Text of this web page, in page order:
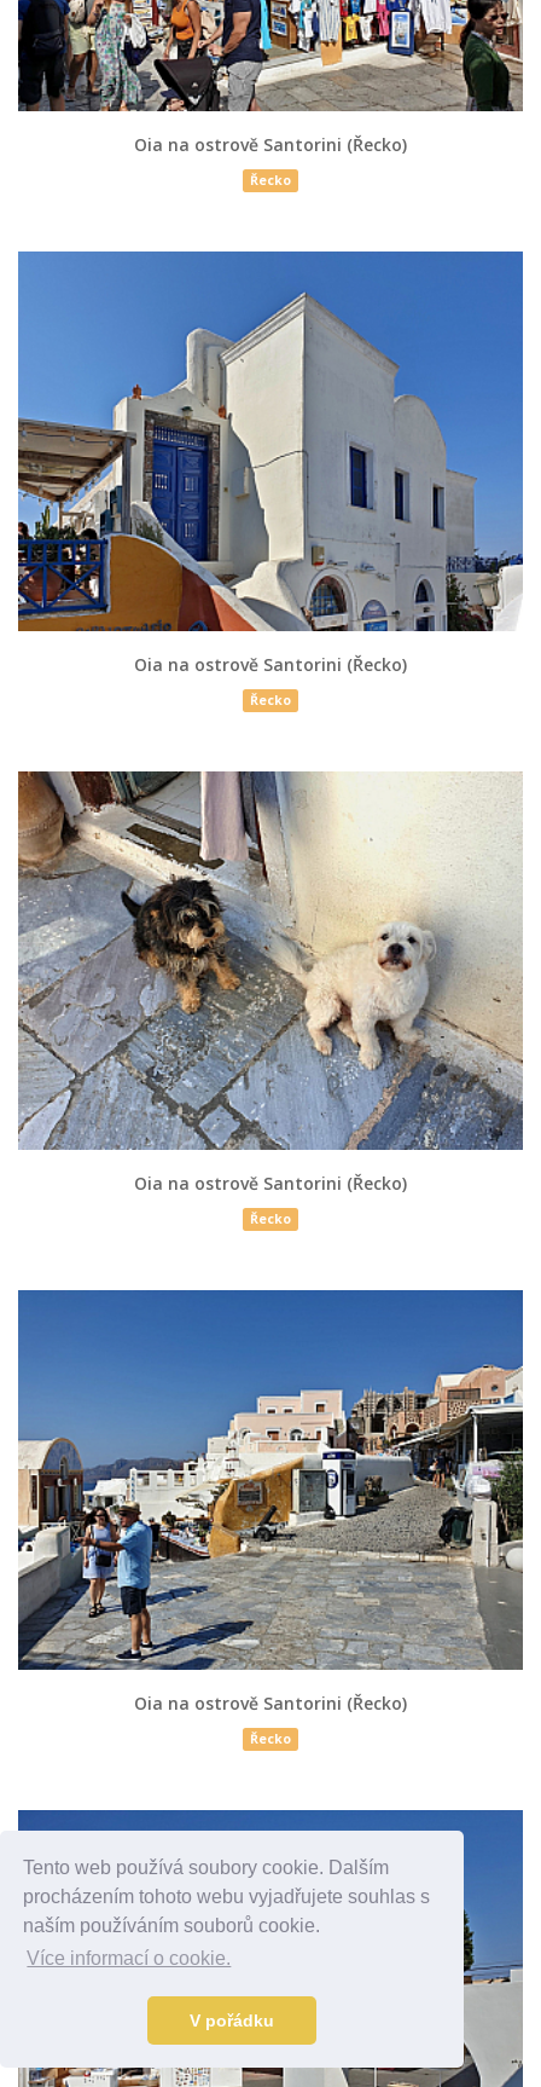
Tento web používá soubory cookie. Dalším
procházením tohoto webu vyjadřujete souhlas s
naším používáním souborů cookie.
Více informací o cookie.
V pořádku
Oia na ostrově Santorini (Řecko)
Řecko
Oia na ostrově Santorini (Řecko)
Řecko
Oia na ostrově Santorini (Řecko)
Řecko
Oia na ostrově Santorini (Řecko)
Řecko